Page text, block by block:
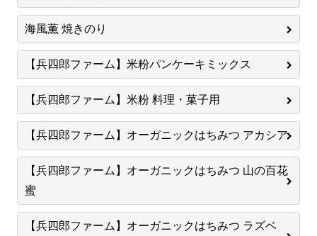
海風薫 焼きのり
【兵四郎ファーム】米粉パンケーキミックス
【兵四郎ファーム】米粉 料理・菓子用
【兵四郎ファーム】オーガニックはちみつ アカシア
【兵四郎ファーム】オーガニックはちみつ 山の百花
蜜
【兵四郎ファーム】オーガニックはちみつ ラズベ